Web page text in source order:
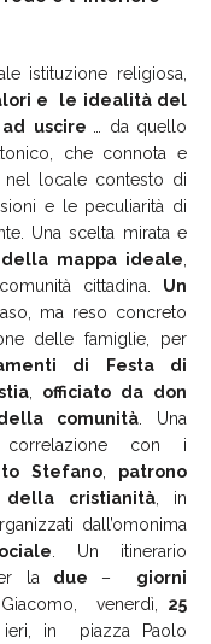
istituzione religiosa,
e le idealità del
ad uscire
… da quello
che connota e
nel locale contesto di
e le peculiarità di
Una scelta mirata e
della mappa ideale
cittadina. Un
ma reso concreto
delle famiglie, per
di Festa
di
officiato da don
comunità . Una
con i
Stefano
patrono
della cristianità , in
dall’omonima
. Un itinerario
la due – giorni
venerdì, 25
in piazza Paolo